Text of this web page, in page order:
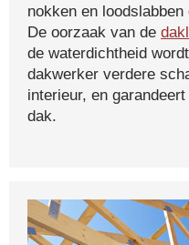
nokken en
De oorzaak van de
de waterdichtheid
dakwerker verdere
interieur, en
dak.